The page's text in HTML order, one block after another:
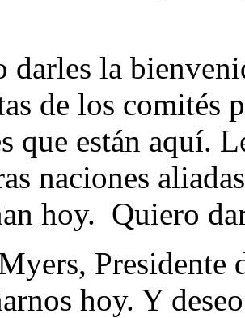
la
de los comités
que están aquí.
naciones
hoy. Quiero
hoy. Y